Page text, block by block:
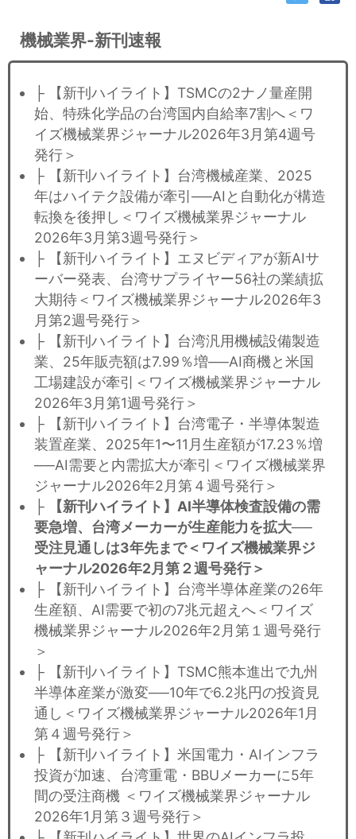
機械業界-新刊速報
├ 【新刊ハイライト】TSMCの2ナノ量産開
始、特殊化学品の台湾国内自給率7割へ＜ワ
イズ機械業界ジャーナル2026年3月第4週号
発行＞
├ 【新刊ハイライト】台湾機械産業、2025
年はハイテク設備が牽引──AIと自動化が構造
転換を後押し＜ワイズ機械業界ジャーナル
2026年3月第3週号発行＞
├ 【新刊ハイライト】エヌビディアが新AIサ
ーバー発表、台湾サプライヤー56社の業績拡
大期待＜ワイズ機械業界ジャーナル2026年3
月第2週号発行＞
├ 【新刊ハイライト】台湾汎用機械設備製造
業、25年販売額は7.99％増──AI商機と米国
工場建設が牽引＜ワイズ機械業界ジャーナル
2026年3月第1週号発行＞
├ 【新刊ハイライト】台湾電子・半導体製造
装置産業、2025年1〜11月生産額が17.23％増
──AI需要と内需拡大が牽引＜ワイズ機械業界
ジャーナル2026年2月第４週号発行＞
├
【新刊ハイライト】AI半導体検査設備の需
要急増、台湾メーカーが生産能力を拡大──
受注見通しは3年先まで＜ワイズ機械業界ジ
ャーナル2026年2月第２週号発行＞
├ 【新刊ハイライト】台湾半導体産業の26年
生産額、AI需要で初の7兆元超えへ＜ワイズ
機械業界ジャーナル2026年2月第１週号発行
＞
├ 【新刊ハイライト】TSMC熊本進出で九州
半導体産業が激変──10年で6.2兆円の投資見
通し＜ワイズ機械業界ジャーナル2026年1月
第４週号発行＞
├ 【新刊ハイライト】米国電力・AIインフラ
投資が加速、台湾重電・BBUメーカーに5年
間の受注商機 ＜ワイズ機械業界ジャーナル
2026年1月第３週号発行＞